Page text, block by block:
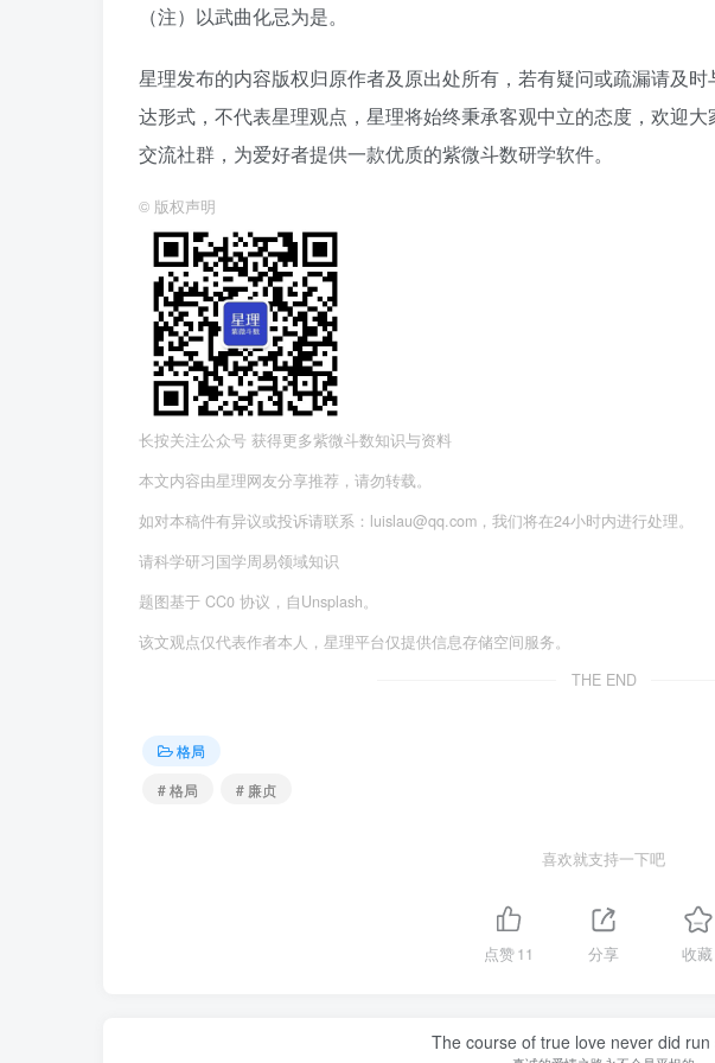
（注）以武曲化忌为是。
星理发布的内容版权归原作者及原出处所有，若有疑问或疏漏请及
达形式，不代表星理观点，星理将始终秉承客观中立的态度，欢迎
交流社群，为爱好者提供一款优质的紫微斗数研学软件。
© 版权声明
长按关注公众号 获得更多紫微斗数知识与资料
本文内容由星理网友分享推荐，请勿转载。
如对本稿件有异议或投诉请联系：luislau@qq.com，我们将在24小时内进行处理。
请科学研习国学周易领域知识
题图基于 CC0 协议，自Unsplash。
该文观点仅代表作者本人，星理平台仅提供信息存储空间服务。
THE END
格局
# 格局
# 廉贞
喜欢就支持一下吧
点赞11 分享 收藏
The course of true love never did run